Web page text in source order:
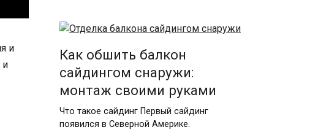
и
и
Как обшить балкон
сайдингом снаружи:
монтаж своими руками
Что такое сайдинг Первый сайдинг
появился в Северной Америке.